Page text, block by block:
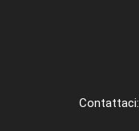
Contattaci: